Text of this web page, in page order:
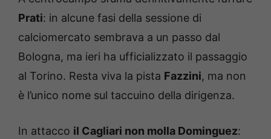
Prati: in alcune fasi della sessione di
calciomercato sembrava a un passo dal
Bologna, ma ieri ha ufficializzato il passaggio
al Torino. Resta viva la pista Fazzini, ma non
è l’unico nome sul taccuino della dirigenza.
In attacco il Cagliari non molla Dominguez: